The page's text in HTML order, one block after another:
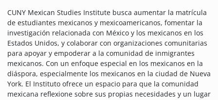
CUNY Mexican Studies Institute busca aumentar la matrícula
de estudiantes mexicanos y mexicoamericanos, fomentar la
investigación relacionada con México y los mexicanos en los
Estados Unidos, y colaborar con organizaciones comunitarias
para apoyar y empoderar a la comunidad de inmigrantes
mexicanos. Con un enfoque especial en los mexicanos en la
diáspora, especialmente los mexicanos en la ciudad de Nueva
York. El Instituto ofrece un espacio para que la comunidad
mexicana reflexione sobre sus propias necesidades y un lugar